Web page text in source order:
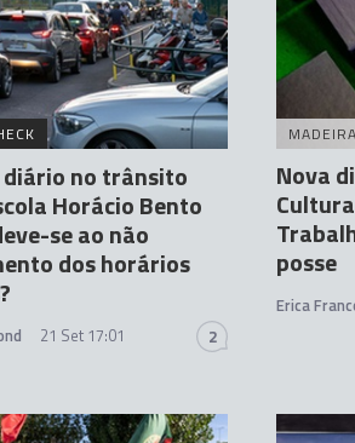
diário no trânsito
Horácio Bento
se ao não
dos horários
21 Set 17:01 2
MADEIRA
Nova
posse
Erica